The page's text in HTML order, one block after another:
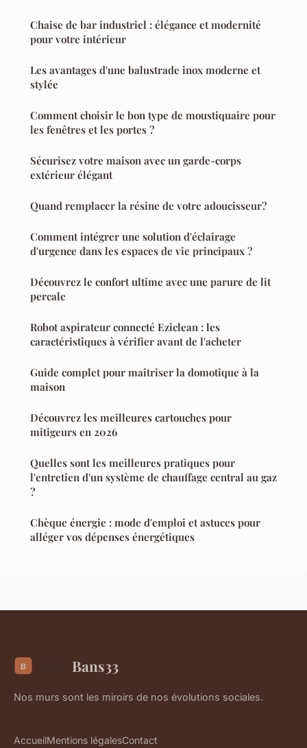
Chaise de bar industriel : élégance et modernité
pour votre intérieur
Les avantages d'une balustrade inox moderne et
stylée
Comment choisir le bon type de moustiquaire pour
les fenêtres et les portes ?
Sécurisez votre maison avec un garde-corps
extérieur élégant
Quand remplacer la résine de votre adoucisseur?
Comment intégrer une solution d'éclairage
d'urgence dans les espaces de vie principaux ?
Découvrez le confort ultime avec une parure de lit
percale
Robot aspirateur connecté Eziclean : les
caractéristiques à vérifier avant de l'acheter
Guide complet pour maîtriser la domotique à la
maison
Découvrez les meilleures cartouches pour
mitigeurs en 2026
Quelles sont les meilleures pratiques pour
l'entretien d'un système de chauffage central au gaz
?
Chèque énergie : mode d'emploi et astuces pour
alléger vos dépenses énergétiques
Bans33
Nos murs sont les miroirs de nos évolutions sociales.
AccueilMentions légalesContact